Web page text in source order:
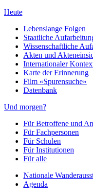
Heute
Lebenslange Folgen
Staatliche
Wissenschaftliche
Akten und
Internationaler
Karte der Erinnerung
Film «Spurensuche»
Datenbank
Und morgen?
Für Betroffene und
Für Fachpersonen
Für Schulen
Für Institutionen
Für alle
Nationale
Agenda